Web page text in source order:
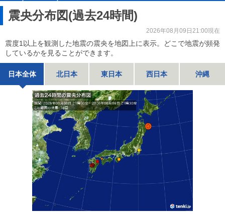
震央分布図(過去24時間)
2026年08月09日21:00現在
震度1以上を観測した地震の震央を地図上に表示。どこで地震が頻発
しているかを見ることができます。
日本全体 北日本 東日本 西日本 沖縄